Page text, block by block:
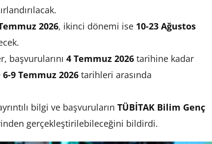
2026, ikinci dönemi ise 10-23 Ağustos
başvurularını 4 Temmuz 2026 tarihine kadar
6-9 Temmuz 2026 tarihleri arasında
bilgi ve başvuruların TÜBİTAK Bilim Genç
gerçekleştirilebileceğini bildirdi.